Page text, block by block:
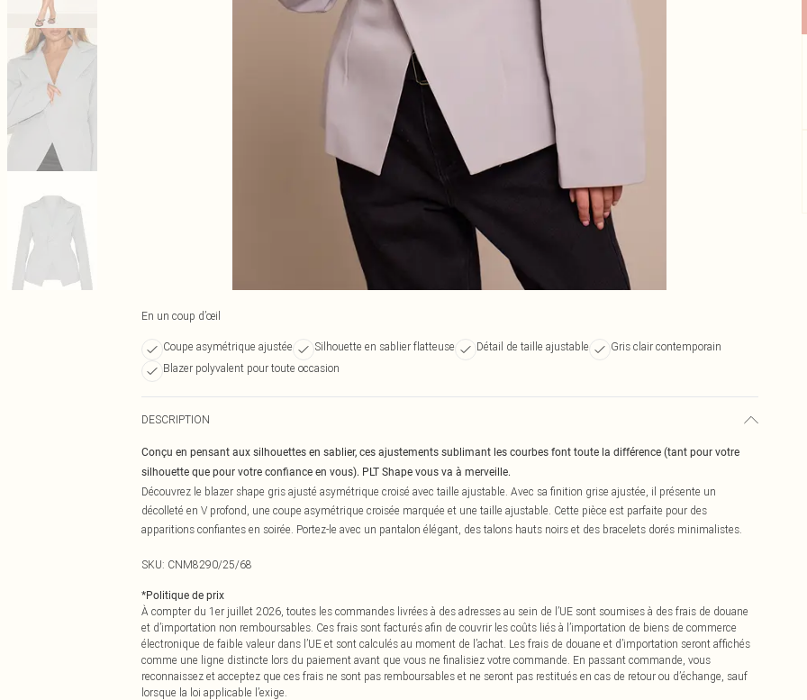
En un coup d’œil
Coupe asymétrique ajustée Silhouette en sablier flatteuse Détail de taille ajustable
Gris clair contemporain
Blazer polyvalent pour toute occasion
DESCRIPTION
Conçu en pensant aux silhouettes en sablier, ces ajustements sublimant les courbes font toute la différence (tant pour votre
silhouette que pour votre confiance en vous). PLT Shape vous va à merveille.
Découvrez le blazer shape gris ajusté asymétrique croisé avec taille ajustable. Avec sa finition grise ajustée, il présente un
décolleté en V profond, une coupe asymétrique croisée marquée et une taille ajustable. Cette pièce est parfaite pour des
apparitions confiantes en soirée. Portez-le avec un pantalon élégant, des talons hauts noirs et des bracelets dorés minimalistes.
SKU: CNM8290/25/68
*Politique de prix
À compter du 1er juillet 2026, toutes les commandes livrées à des adresses au sein de l’UE sont soumises à des frais de douane
et d’importation non remboursables. Ces frais sont facturés afin de couvrir les coûts liés à l’importation de biens de commerce
électronique de faible valeur dans l’UE et sont calculés au moment de l’achat. Les frais de douane et d’importation seront affichés
comme une ligne distincte lors du paiement avant que vous ne finalisiez votre commande. En passant commande, vous
reconnaissez et acceptez que ces frais ne sont pas remboursables et ne seront pas restitués en cas de retour ou d’échange, sauf
lorsque la loi applicable l’exige.